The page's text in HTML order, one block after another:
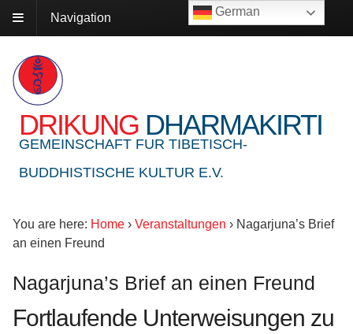
Navigation
DRIKUNG DHARMAKIRTI
GEMEINSCHAFT FUR TIBETISCH-
BUDDHISTISCHE KULTUR E.V.
You are here: Home › Veranstaltungen › Nagarjuna’s Brief
an einen Freund
Nagarjuna’s Brief an einen Freund
Fortlaufende Unterweisungen zu
German